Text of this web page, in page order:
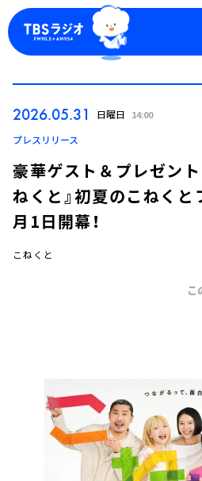
YouTube
会社情報
2026.05.31 日曜日 14:00
プレスリリース
豪華ゲスト＆プレゼント
ねくと』初夏のこねく
月1日開幕！
こねくと
こ